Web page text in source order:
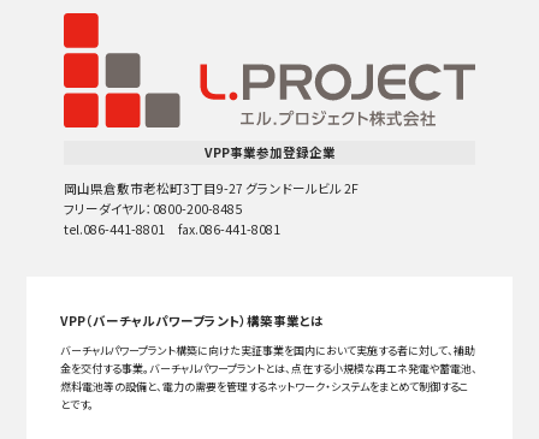
VPP事業参加登録企業
岡山県倉敷市老松町3丁目9-27 グランドールビル 2F
フリーダイヤル：0800-200-8485
tel.086-441-8801 fax.086-441-8081
VPP（バーチャルパワープラント）構築事業とは
バーチャルパワープラント構築に向けた実証事業を国内において実施する者に対して、補助
金を交付する事業。バーチャルパワープラントとは、点在する小規模な再エネ発電や蓄電池、
燃料電池等の設備と、電力の需要を管理するネットワーク・システムをまとめて制御するこ
とです。